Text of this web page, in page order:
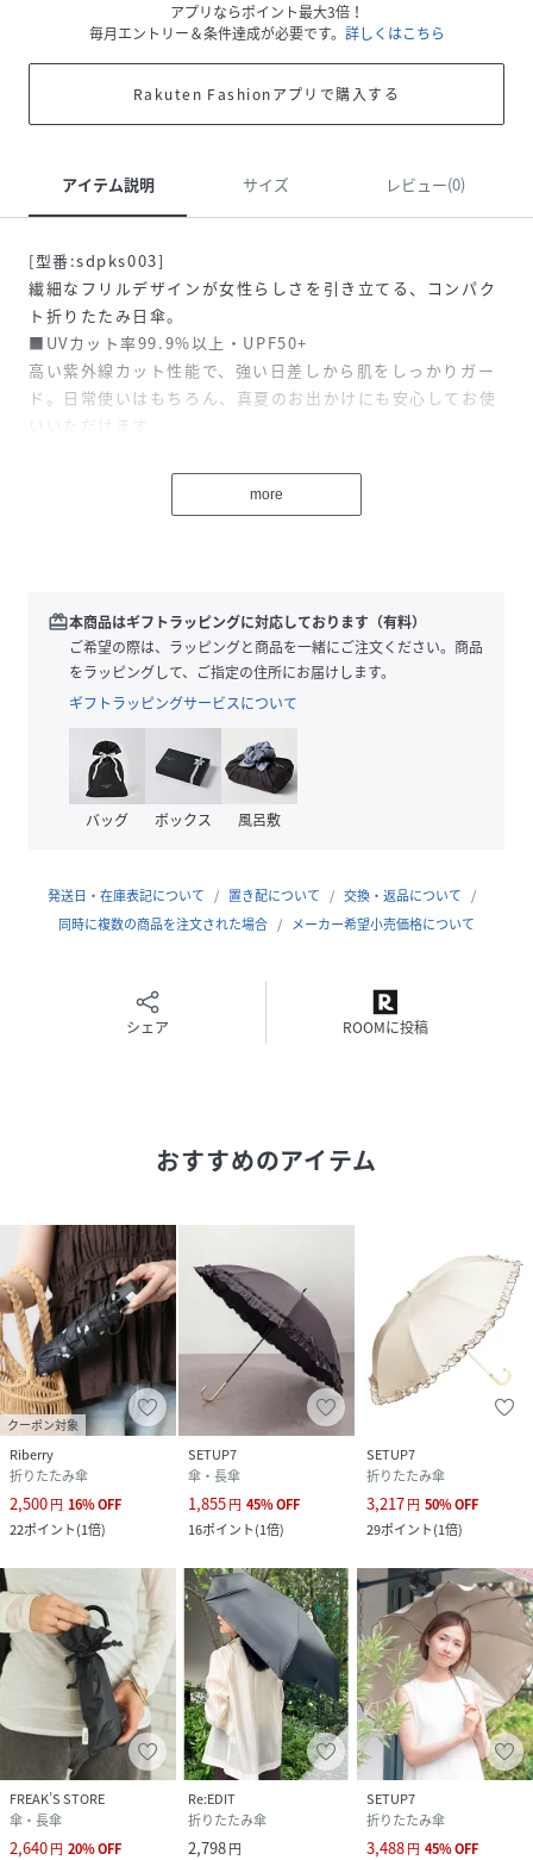
アプリならポイント最大3倍！
毎月エントリー＆条件達成が必要です。 詳しくはこちら
Rakuten Fashionアプリで購入する
アイテム説明 サイズ レビュー(0)
[型番:sdpks003]
繊細なフリルデザインが女性らしさを引き立てる、コンパク
ト折りたたみ日傘。
■UVカット率99.9%以上・UPF50+
高い紫外線カット性能で、強い日差しから肌をしっかりガー
ド。日常使いはもちろん、真夏のお出かけにも安心してお使
いいただけます。
内側にはコーティングを施し、遮光・遮熱効果をプラス。光
だけでなく熱も軽減し、より快適な使い心地に。
■フリルと上品なディテール
縁にあしらったフリルがさりげないアクセントに。ゴールド
調のハンドルが上品さを添え、シンプルながらも華やかさを
演出します。
性別タイプ レディース
中国
サイズ フリーサイズ
more
redeem本商品はギフトラッピングに対応しております（有料）
ご希望の際は、ラッピングと商品を一緒にご注文ください。商品
をラッピングして、ご指定の住所にお届けします。
ギフトラッピングサービスについて
バッグ ボックス 風呂敷
発送日・在庫表記について 置き配について
交換・返品について
同時に複数の商品を注文された場合
メーカー希望小売価格について
シェア ROOMに投稿
おすすめのアイテム
クーポン対象
Riberry
折りたたみ傘
2,500円 16%OFF
22ポイント(1倍)
SETUP7
傘・長傘
1,855円 45%OFF
16ポイント(1倍)
SETUP7
折りたたみ傘
3,217円 50%OFF
29ポイント(1倍)
FREAK’S STORE
傘・長傘
2,640円 20%OFF
Re:EDIT
折りたたみ傘
2,798円
SETUP7
折りたたみ傘
3,488円 45%OFF